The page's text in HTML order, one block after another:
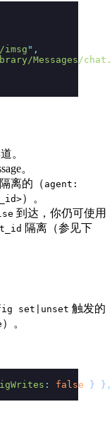
" ,
Messages/
。
。
离的（ agent:
）。
到达，你仍可使用
隔离（参见下
set|unset 触发的
）。
: false } } ,